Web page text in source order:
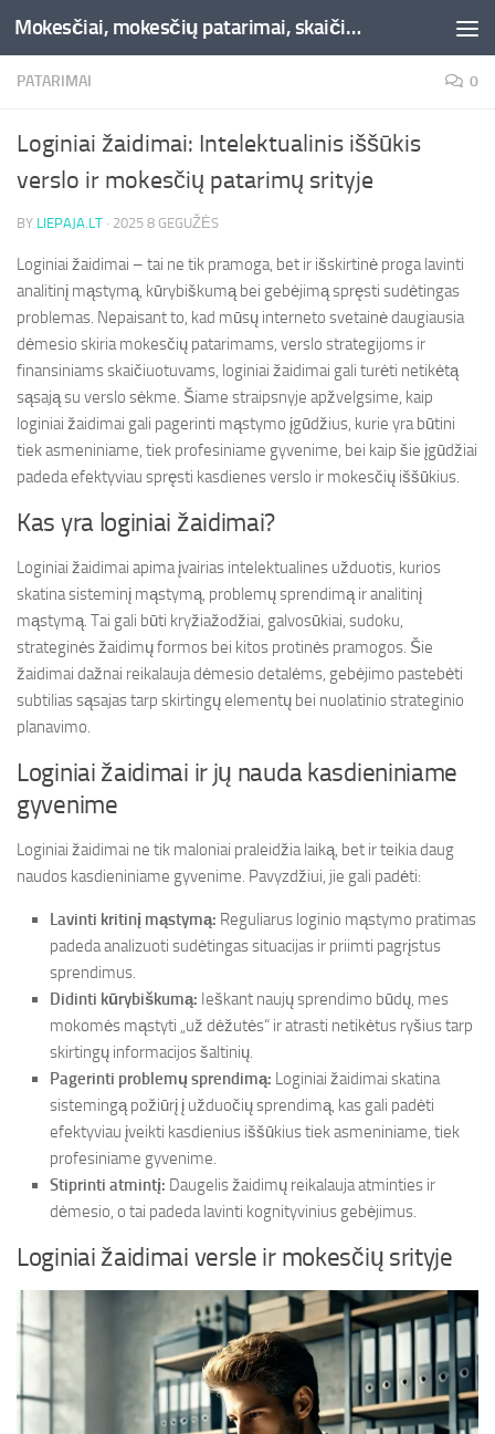
Skip to content Mokesčiai, mokesčių patarimai, skaičiuoklės, straipsniai -Liepaja.lt
PATARIMAI 0
Loginiai žaidimai: Intelektualinis iššūkis
verslo ir mokesčių patarimų srityje
BY LIEPAJA.LT · 2025 8 GEGUŽĖS
Loginiai žaidimai – tai ne tik pramoga, bet ir išskirtinė proga lavinti
analitinį mąstymą, kūrybiškumą bei gebėjimą spręsti sudėtingas
problemas. Nepaisant to, kad mūsų interneto svetainė daugiausia
dėmesio skiria mokesčių patarimams, verslo strategijoms ir
finansiniams skaičiuotuvams, loginiai žaidimai gali turėti netikėtą
sąsają su verslo sėkme. Šiame straipsnyje apžvelgsime, kaip
loginiai žaidimai gali pagerinti mąstymo įgūdžius, kurie yra būtini
tiek asmeniniame, tiek profesiniame gyvenime, bei kaip šie įgūdžiai
padeda efektyviau spręsti kasdienes verslo ir mokesčių iššūkius.
Kas yra loginiai žaidimai?
Loginiai žaidimai apima įvairias intelektualines užduotis, kurios
skatina sisteminį mąstymą, problemų sprendimą ir analitinį
mąstymą. Tai gali būti kryžiažodžiai, galvosūkiai, sudoku,
strateginės žaidimų formos bei kitos protinės pramogos. Šie
žaidimai dažnai reikalauja dėmesio detalėms, gebėjimo pastebėti
subtilias sąsajas tarp skirtingų elementų bei nuolatinio strateginio
planavimo.
Loginiai žaidimai ir jų nauda kasdieniniame
gyvenime
Loginiai žaidimai ne tik maloniai praleidžia laiką, bet ir teikia daug
naudos kasdieniniame gyvenime. Pavyzdžiui, jie gali padėti:
Lavinti kritinį mąstymą: Reguliarus loginio mąstymo pratimas
padeda analizuoti sudėtingas situacijas ir priimti pagrįstus
sprendimus.
Didinti kūrybiškumą: Ieškant naujų sprendimo būdų, mes
mokomės mąstyti „už dėžutės“ ir atrasti netikėtus ryšius tarp
skirtingų informacijos šaltinių.
Pagerinti problemų sprendimą: Loginiai žaidimai skatina
sistemingą požiūrį į užduočių sprendimą, kas gali padėti
efektyviau įveikti kasdienius iššūkius tiek asmeniniame, tiek
profesiniame gyvenime.
Stiprinti atmintį: Daugelis žaidimų reikalauja atminties ir
dėmesio, o tai padeda lavinti kognityvinius gebėjimus.
Loginiai žaidimai versle ir mokesčių srityje